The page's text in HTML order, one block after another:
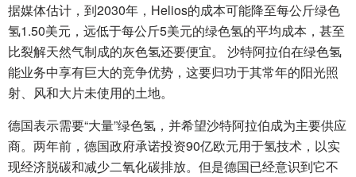
据媒体估计，到2030年，Helios的成本可能降至每公斤绿色
氢1.50美元，远低于每公斤5美元的绿色氢的平均成本，甚至
比裂解天然气制成的灰色氢还要便宜。 沙特阿拉伯在绿色氢
能业务中享有巨大的竞争优势，这要归功于其常年的阳光照
射、风和大片未使用的土地。
德国表示需要“大量”绿色氢，并希望沙特阿拉伯成为主要供应
商。两年前，德国政府承诺投资90亿欧元用于氢技术，以实
现经济脱碳和减少二氧化碳排放。但是德国已经意识到它不